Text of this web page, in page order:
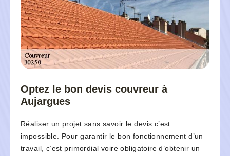
Optez le bon devis couvreur à
Aujargues
Réaliser un projet sans savoir le devis c’est
impossible. Pour garantir le bon fonctionnement d’un
travail, c’est primordial voire obligatoire d’obtenir un